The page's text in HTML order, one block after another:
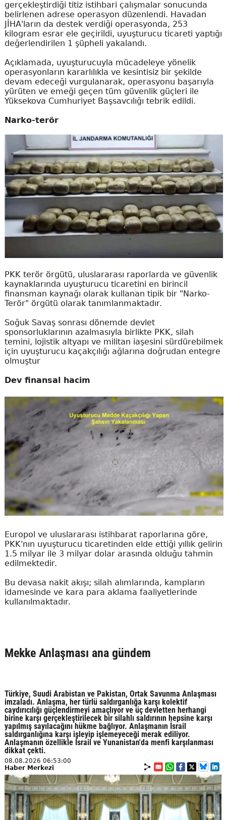
gerçekleştirdiği titiz istihbari çalışmalar sonucunda
belirlenen adrese operasyon düzenlendi. Havadan
JİHA'ların da destek verdiği operasyonda, 253
kilogram esrar ele geçirildi, uyuşturucu ticareti yaptığı
değerlendirilen 1 şüpheli yakalandı.
Açıklamada, uyuşturucuyla mücadeleye yönelik
operasyonların kararlılıkla ve kesintisiz bir şekilde
devam edeceği vurgulanarak, operasyonu başarıyla
yürüten ve emeği geçen tüm güvenlik güçleri ile
Yüksekova Cumhuriyet Başsavcılığı tebrik edildi.
Narko-terör
PKK terör örgütü, uluslararası raporlarda ve güvenlik
kaynaklarında uyuşturucu ticaretini en birincil
finansman kaynağı olarak kullanan tipik bir "Narko-
Terör" örgütü olarak tanımlanmaktadır.
Soğuk Savaş sonrası dönemde devlet
sponsorluklarının azalmasıyla birlikte PKK, silah
temini, lojistik altyapı ve militan iaşesini sürdürebilmek
için uyuşturucu kaçakçılığı ağlarına doğrudan entegre
olmuştur
Dev finansal hacim
Europol ve uluslararası istihbarat raporlarına göre,
PKK'nın uyuşturucu ticaretinden elde ettiği yıllık gelirin
1.5 milyar ile 3 milyar dolar arasında olduğu tahmin
edilmektedir.
Bu devasa nakit akışı; silah alımlarında, kampların
idamesinde ve kara para aklama faaliyetlerinde
kullanılmaktadır.
Mekke Anlaşması ana gündem
Türkiye, Suudi Arabistan ve Pakistan, Ortak Savunma Anlaşması
imzaladı. Anlaşma, her türlü saldırganlığa karşı kolektif
caydırıcılığı güçlendirmeyi amaçlıyor ve üç devletten herhangi
birine karşı gerçekleştirilecek bir silahlı saldırının hepsine karşı
yapılmış sayılacağını hükme bağlıyor. Anlaşmanın İsrail
saldırganlığına karşı işleyip işlemeyeceği merak ediliyor.
Anlaşmanın özellikle İsrail ve Yunanistan'da menfi karşılanması
dikkat çekti.
08.08.2026 06:53:00
Haber Merkezi